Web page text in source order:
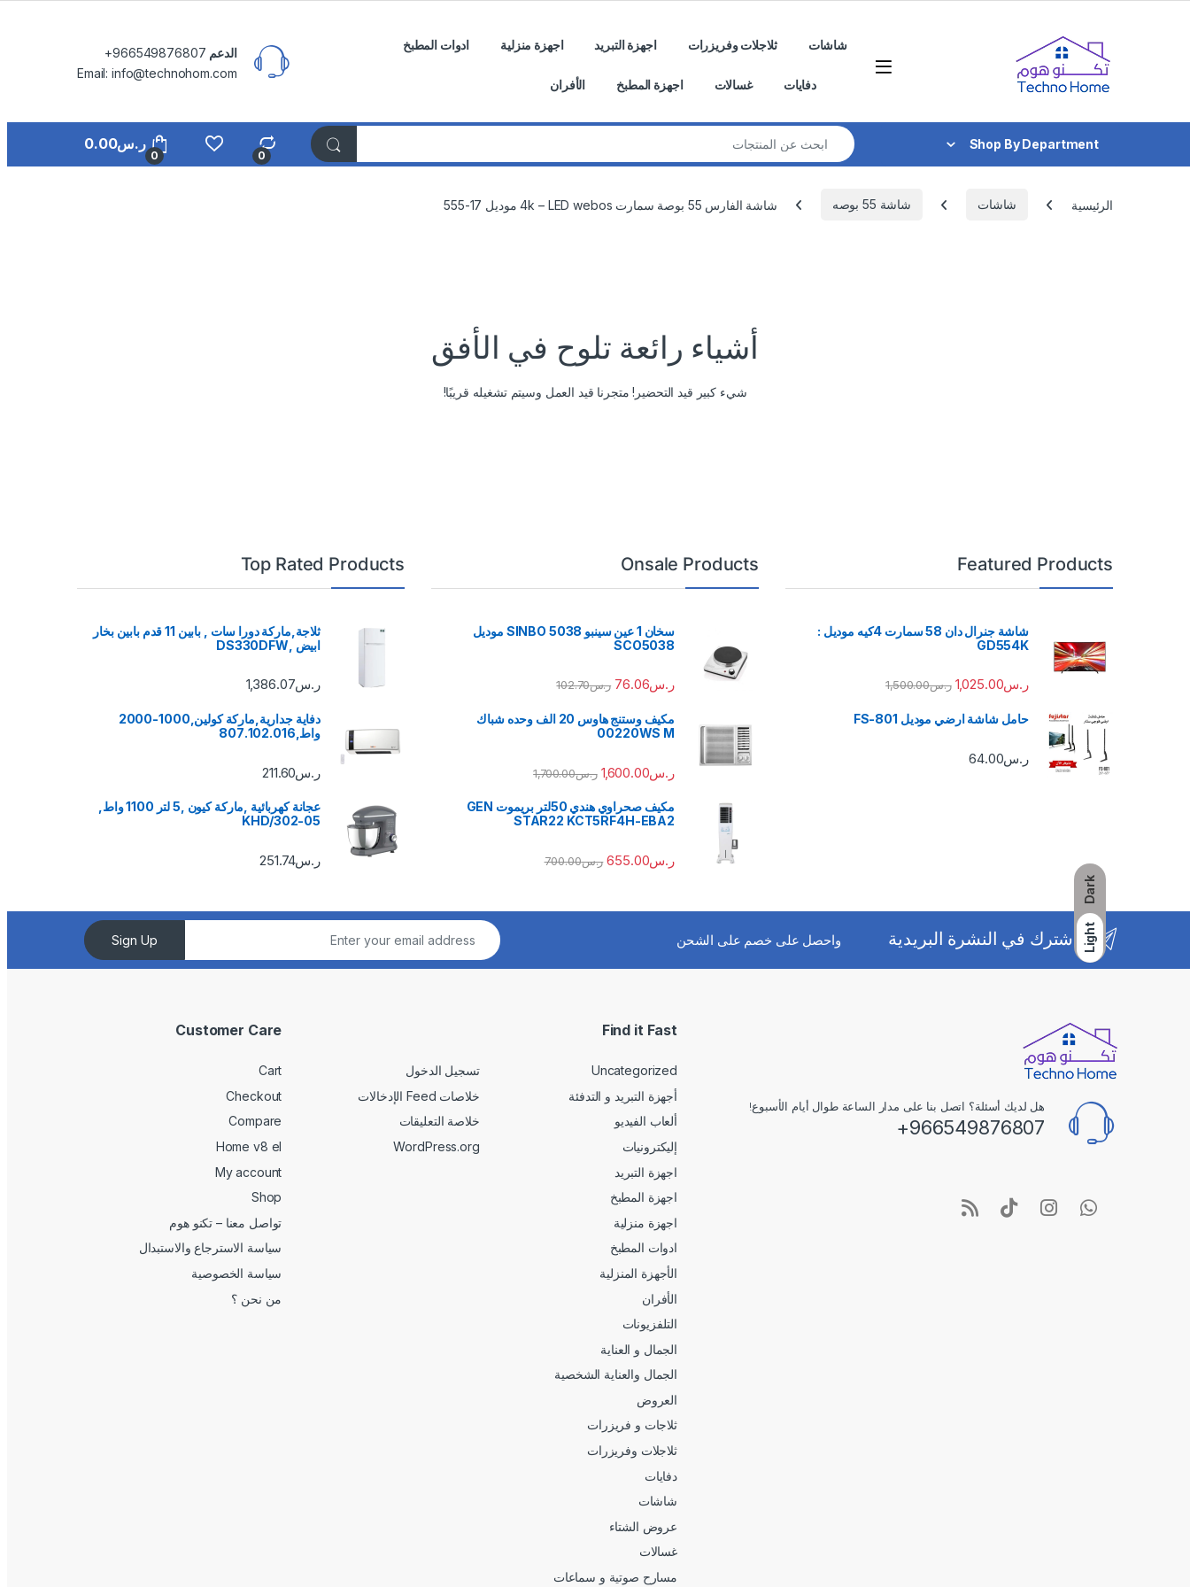
Dark
Light
شاشات ثلاجلات وفريزرات اجهزة التبريد اجهزة منزلية ادوات المطبخ
دفايات غسالات اجهزة المطبخ الأفران
الدعم
Email: info@technohom.com
Shop By Department
Search for:
0
0
ر.س0.00
الرئيسية شاشات شاشة 55 بوصه شاشة الفارس 55 بوصة سمارت 4k – LED webos موديل 17-555
أشياء رائعة تلوح في الأفق
شيء كبير قيد التحضير! متجرنا قيد العمل وسيتم تشغيله قريبًا!
Featured Products
شاشة جنرال دان 58 سمارت 4كيه موديل :
GD554K
ر.س1,025.00 ر.س1,500.00
حامل شاشة ارضي موديل FS-801
ر.س64.00
Onsale Products
سخان 1 عين سينبو 5038 SINBO موديل
SCO5038
ر.س76.06 ر.س102.70
مكيف وستنج هاوس 20 الف وحده شباك
00220WS M
ر.س1,600.00 ر.س1,700.00
مكيف صحراوي هندي 50لتر بريموت GEN
STAR22 KCT5RF4H-EBA2
ر.س655.00 ر.س700.00
Top Rated Products
ثلاجة,ماركة دورا سات , بابين 11 قدم بابين بخار
ابيض ,DS330DFW
ر.س1,386.07
دفاية جدارية,ماركة كولين,1000-2000
واط,807.102.016
ر.س211.60
عجانة كهربائية ,ماركة كيون ,5 لتر 1100 واط,
KHD/302-05
ر.س251.74
اشترك في النشرة البريدية واحصل على خصم على الشحن Sign Up
هل لديك أسئلة؟ اتصل بنا على مدار الساعة طوال أيام الأسبوع!
Find it Fast
Uncategorized
أجهزة التبريد و التدفئة
ألعاب الفيديو
إليكترونيات
اجهزة التبريد
اجهزة المطبخ
اجهزة منزلية
ادوات المطبخ
الأجهزة المنزلية
الأفران
التلفزيونات
الجمال و العناية
الجمال والعناية الشخصية
العروض
ثلاجات و فريزرات
ثلاجلات وفريزرات
دفايات
شاشات
عروض الشتاء
غسالات
مسارح صوتية و سماعات
تسجيل الدخول
خلاصات Feed الإدخالات
خلاصة التعليقات
WordPress.org
Customer Care
Cart
Checkout
Compare
Home v8 el
My account
Shop
تواصل معنا – تكنو هوم
سياسة الاسترجاع والاستبدال
سياسة الخصوصية
من نحن ؟